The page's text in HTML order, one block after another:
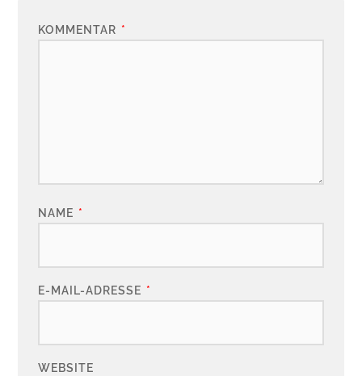
KOMMENTAR *
NAME *
E-MAIL-ADRESSE *
WEBSITE